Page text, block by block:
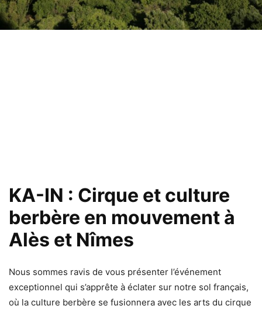
KA-IN : Cirque et culture
berbère en mouvement à
Alès et Nîmes
Nous sommes ravis de vous présenter l’événement
exceptionnel qui s’apprête à éclater sur notre sol français,
où la culture berbère se fusionnera avec les arts du cirque